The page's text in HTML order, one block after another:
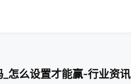
怎么设置才能赢-行业资讯